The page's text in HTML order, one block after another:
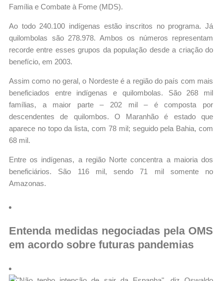
Família e Combate à Fome (MDS).
Ao todo 240.100 indígenas estão inscritos no programa. Já
quilombolas são 278.978. Ambos os números representam
recorde entre esses grupos da população desde a criação do
benefício, em 2003.
Assim como no geral, o Nordeste é a região do país com mais
beneficiados entre indígenas e quilombolas. São 268 mil
famílias, a maior parte – 202 mil – é composta por
descendentes de quilombos. O Maranhão é estado que
aparece no topo da lista, com 78 mil; seguido pela Bahia, com
68 mil.
Entre os indígenas, a região Norte concentra a maioria dos
beneficiários. São 116 mil, sendo 71 mil somente no
Amazonas.
Entenda medidas negociadas pela OMS
em acordo sobre futuras pandemias